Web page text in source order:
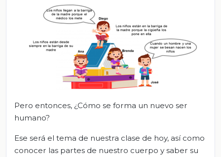
Pero entonces, ¿Cómo se forma un nuevo ser
humano?
Ese será el tema de nuestra clase de hoy, así como
conocer las partes de nuestro cuerpo y saber su